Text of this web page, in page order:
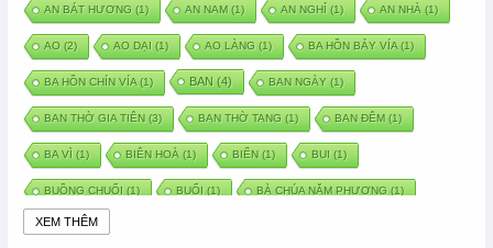
AN BÁT HƯƠNG (1) AN NAM(1) AN NGHỈ (1) AN NHÀ (1)
AO (2) AO DẠI (1) AO LÀNG (1) BA HỒN BẢY VÍA(1)
BA HỒN CHÍN VÍA(1) BAN (4) BAN NGÀY (1)
BAN THỜ GIA TIÊN (3) BAN THỜ TANG (1) BAN ĐÊM(1)
BA VÌ (1) BIÊN HOÀ (1) BIỂN (1) BUI (1)
BUỒNG CHUỐI (1) BUỔI (1) BÀ CHÚA NĂM PHƯƠNG (1)
BÀ CHÚA THÀNH ĐÔNG
XEM THÊM